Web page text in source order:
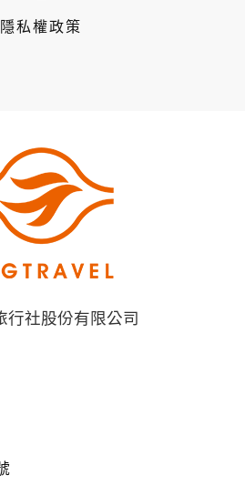
隱私權政策
行社股份有限公司